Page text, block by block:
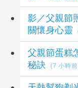
影／父親節
關懷身心靈
父親節蛋糕
秘訣
(7 小時